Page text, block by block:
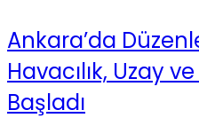
Ankara’da
Havacılık, Uzay
Başladı